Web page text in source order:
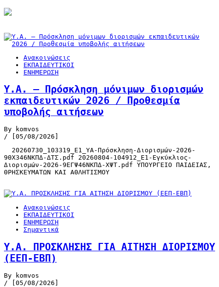
Ανακοινώσεις
ΕΚΠΑΙΔΕΥΤΙΚΟΙ
ΕΝΗΜΕΡΩΣΗ
Υ.Α. – Πρόσκληση μόνιμων διορισμών
εκπαιδευτικών 2026 / Προθεσμία
υποβολής αιτήσεων
By komvos
/ [05/08/2026]
20260730_103319_Ε1_ΥΑ-Πρόσκληση-Διορισμών-2026-
9ΘΧ346ΝΚΠΔ-ΔΤΣ.pdf 20260804-104912_Ε1-Εγκύκλιος-
Διορισμών-2026-9ΕΓΨ46ΝΚΠΔ-ΧΨΤ.pdf ΥΠΟΥΡΓΕΙΟ ΠΑΙΔΕΙΑΣ,
ΘΡΗΣΚΕΥΜΑΤΩΝ ΚΑΙ ΑΘΛΗΤΙΣΜΟΥ
Ανακοινώσεις
ΕΚΠΑΙΔΕΥΤΙΚΟΙ
ΕΝΗΜΕΡΩΣΗ
Σημαντικά
Υ.Α. ΠΡΟΣΚΛΗΣΗΣ ΓΙΑ ΑΙΤΗΣΗ ΔΙΟΡΙΣΜΟΥ
(ΕΕΠ-ΕΒΠ)
By komvos
/ [05/08/2026]